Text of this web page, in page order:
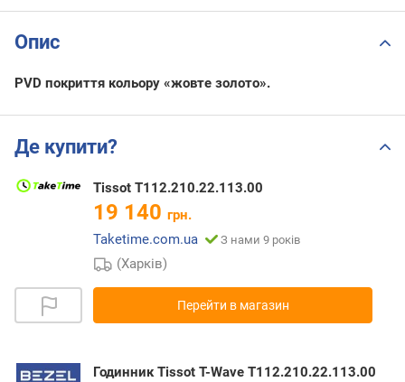
Опис
PVD покриття кольору «жовте золото».
Де купити?
Tissot T112.210.22.113.00
19 140 грн.
Taketime.com.ua
З нами 9 років
(Харків)
Перейти в магазин
Годинник Tissot T-Wave T112.210.22.113.00